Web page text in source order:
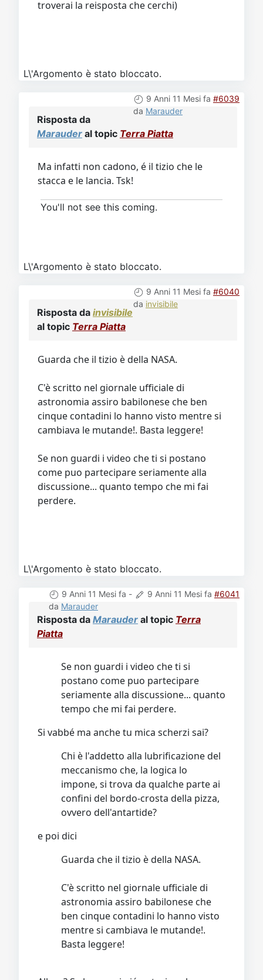
troverai la reisposta che cerchi)
L\'Argomento è stato bloccato.
9 Anni 11 Mesi fa #6039
da Marauder
Risposta da
Marauder al topic Terra Piatta
Ma infatti non cadono, é il tizio che le
stacca e le lancia. Tsk!
You'll not see this coming.
L\'Argomento è stato bloccato.
9 Anni 11 Mesi fa #6040
da invisibile
Risposta da invisibile
al topic Terra Piatta
Guarda che il tizio è della NASA.
C'è scritto nel giornale ufficiale di
astronomia assiro babilonese che ben
cinque contadini lo hanno visto mentre si
cambiava le mutande!. Basta leggere!
Se non guardi i video che ti si postano
come puo partecipare seriamente alla
discussione... quanto tempo che mi fai
perdere.
L\'Argomento è stato bloccato.
9 Anni 11 Mesi fa - 9 Anni 11 Mesi fa #6041
da Marauder
Risposta da Marauder al topic Terra
Piatta
Se non guardi i video che ti si
postano come puo partecipare
seriamente alla discussione... quanto
tempo che mi fai perdere.
Si vabbé ma anche tu mica scherzi sai?
Chi è l'addetto alla lubrificazione del
meccanismo che, la logica lo
impone, si trova da qualche parte ai
confini del bordo-crosta della pizza,
ovvero dell'antartide?
e poi dici
Guarda che il tizio è della NASA.
C'è scritto nel giornale ufficiale di
astronomia assiro babilonese che
ben cinque contadini lo hanno visto
mentre si cambiava le mutande!.
Basta leggere!